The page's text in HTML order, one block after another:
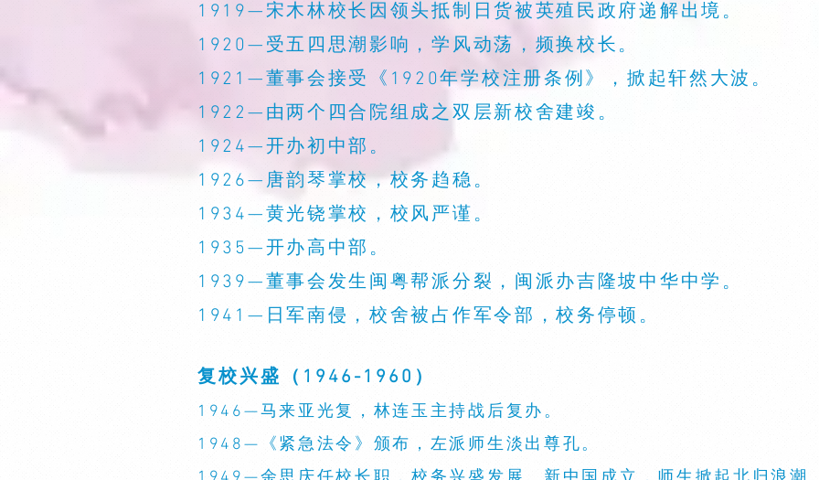
1919—宋木林校长因领头抵制日货被英殖民政府递解出境。
1920—受五四思潮影响，学风动荡，频换校长。
1921—董事会接受《1920年学校注册条例》，掀起轩然大波。
1922—由两个四合院组成之双层新校舍建竣。
1924—开办初中部。
1926—唐韵琴掌校，校务趋稳。
1934—黄光铙掌校，校风严谨。
1935—开办高中部。
1939—董事会发生闽粤帮派分裂，闽派办吉隆坡中华中学。
1941—日军南侵，校舍被占作军令部，校务停顿。
复校兴盛（1946-1960）
1946—马来亚光复，林连玉主持战后复办。
1948—《紧急法令》颁布，左派师生淡出尊孔。